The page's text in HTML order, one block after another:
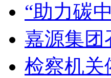
“助力碳
嘉源集团
检察机关